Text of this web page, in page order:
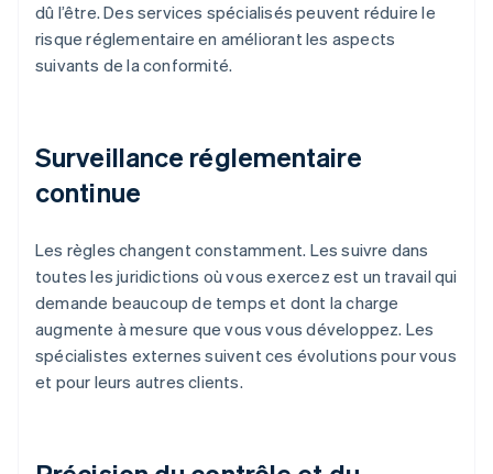
dû l’être. Des services spécialisés peuvent réduire le
risque réglementaire en améliorant les aspects
suivants de la conformité.
Surveillance réglementaire
continue
Les règles changent constamment. Les suivre dans
toutes les juridictions où vous exercez est un travail qui
demande beaucoup de temps et dont la charge
augmente à mesure que vous vous développez. Les
spécialistes externes suivent ces évolutions pour vous
et pour leurs autres clients.